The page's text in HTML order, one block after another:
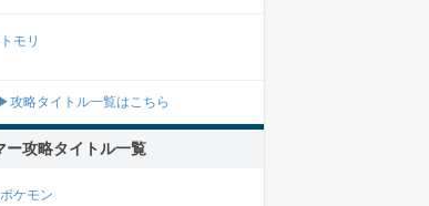
モリ
▶攻略タイトル一覧はこちら
ー攻略タイトル一覧
ケモン